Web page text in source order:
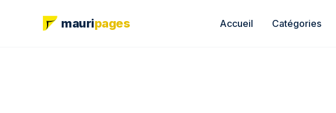
mauripages Accueil Catégories